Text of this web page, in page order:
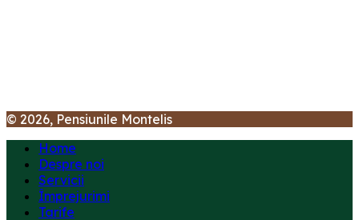
© 2026, Pensiunile Montelis
Home
Despre noi
Servicii
Împrejurimi
Tarife